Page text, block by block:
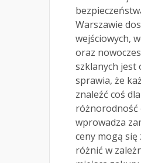
Warszawie
wejściowych,
oraz
szklanych jest
sprawia, że
znaleźć coś
różnorodność
wprowadza
ceny mogą się
różnić w